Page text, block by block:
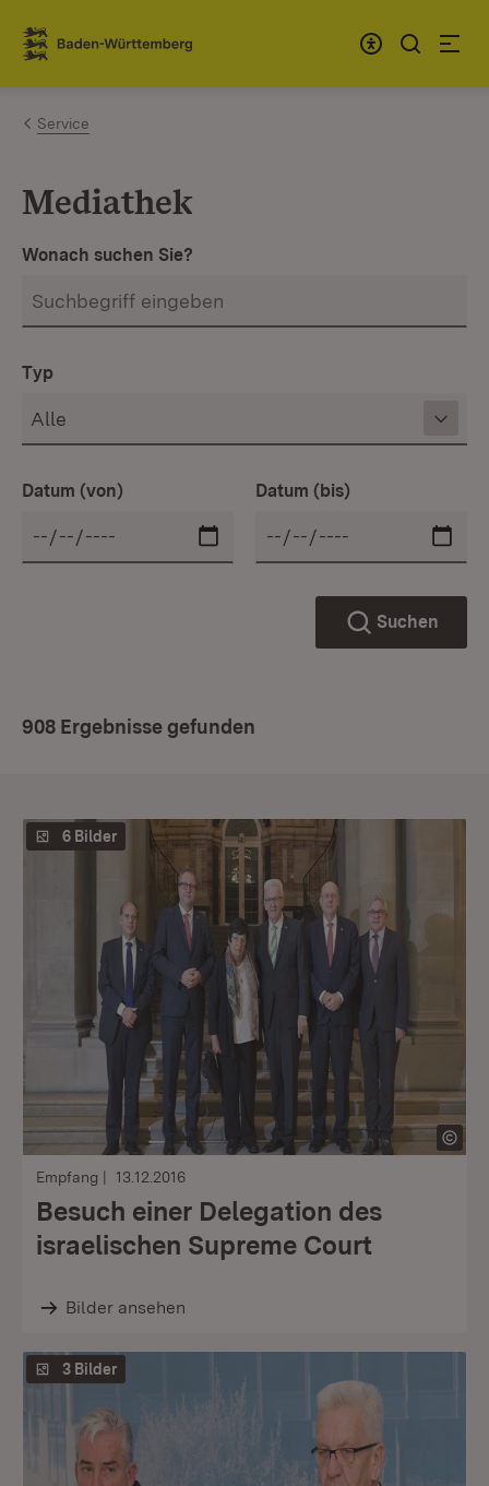
Zum Inhalt springen
Link zur Startseite
Service
Mediathek
Wonach suchen Sie?
Typ
Datum (von) Datum (bis)
Suchen
908 Ergebnisse gefunden
6 Bilder
Empfang 13.12.2016
Besuch einer Delegation des
israelischen Supreme Court
Bilder ansehen
3 Bilder